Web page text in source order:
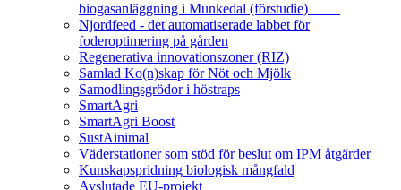
biogasanläggning i Munkedal (förstudie)
Njordfeed - det automatiserade labbet för
foderoptimering på gården
Regenerativa innovationszoner (RIZ)
Samlad Ko(n)skap för Nöt och Mjölk
Samodlingsgrödor i höstraps
SmartAgri
SmartAgri Boost
SustAinimal
Väderstationer som stöd för beslut om IPM åtgärder
Kunskapspridning biologisk mångfald
Avslutade EU-projekt